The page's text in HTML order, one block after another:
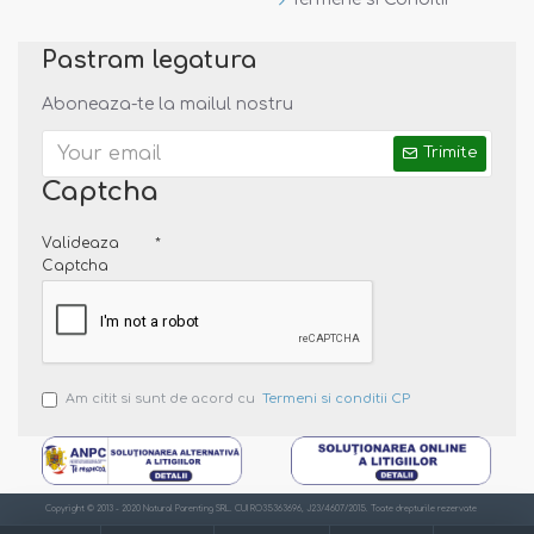
Pastram legatura
Aboneaza-te la mailul nostru
Trimite
Captcha
Valideaza
Captcha
Am citit si sunt de acord cu Termeni si conditii CP
Copyright © 2013 - 2020 Natural Parenting SRL. CUI RO35363696, J23/4607/2015. Toate drepturile rezervate